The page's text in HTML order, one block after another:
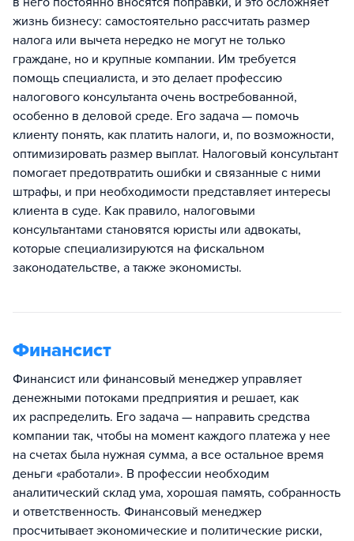
жизнь бизнесу: самостоятельно рассчитать размер
налога или вычета нередко не могут не только
граждане, но и крупные компании. Им требуется
помощь специалиста, и это делает профессию
налогового консультанта очень востребованной,
особенно в деловой среде. Его задача — помочь
клиенту понять, как платить налоги, и, по возможности,
оптимизировать размер выплат. Налоговый консультант
помогает предотвратить ошибки и связанные с ними
штрафы, и при необходимости представляет интересы
клиента в суде. Как правило, налоговыми
консультантами становятся юристы или адвокаты,
которые специализируются на фискальном
законодательстве, а также экономисты.
Финансист
Финансист или финансовый менеджер управляет
денежными потоками предприятия и решает, как
их распределить. Его задача — направить средства
компании так, чтобы на момент каждого платежа у нее
на счетах была нужная сумма, а все остальное время
деньги «работали». В профессии необходим
аналитический склад ума, хорошая память, собранность
и ответственность. Финансовый менеджер
просчитывает экономические и политические риски,